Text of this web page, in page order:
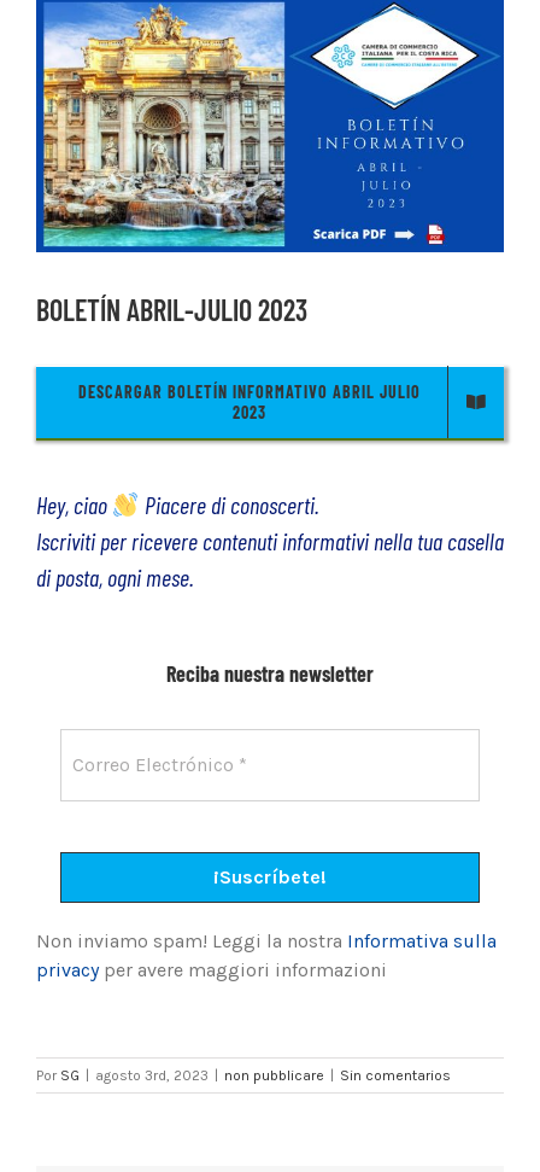
Ver
imagen
más
grande
BOLETÍN ABRIL-JULIO 2023
DESCARGAR BOLETÍN INFORMATIVO ABRIL JULIO
2023
Hey, ciao
Piacere di conoscerti.
Iscriviti per ricevere contenuti informativi nella tua casella
di posta, ogni mese.
Reciba nuestra newsletter
Non inviamo spam! Leggi la nostra Informativa sulla
privacyper avere maggiori informazioni
Por SG | agosto 3rd, 2023 | non pubblicare | Sin comentarios